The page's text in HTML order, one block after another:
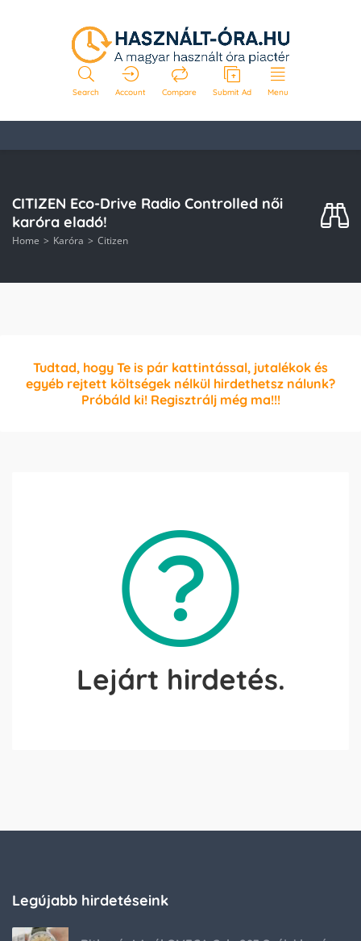
Search Account Compare Submit Ad Menu
CITIZEN Eco-Drive Radio Controlled női
karóra eladó!
Home Karóra Citizen
Tudtad, hogy Te is pár kattintással, jutalékok és
egyéb rejtett költségek nélkül hirdethetsz nálunk?
Próbáld ki! Regisztrálj még ma!!!
Lejárt hirdetés.
Legújabb hirdetéseink